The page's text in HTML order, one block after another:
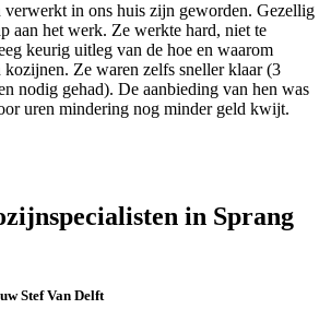
in ons huis zijn geworden. Gezellig
aan het werk. Ze werkte hard, niet te
keurig uitleg van de hoe en waarom
Ze waren zelfs sneller klaar (3
nodig gehad). De aanbieding van hen was
uren mindering nog minder geld kwijt.
in Sprang
Stef Van Delft